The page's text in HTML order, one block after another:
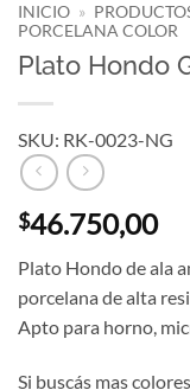
INICIO »
PORCELANA COLOR
Plato Hondo
SKU: RK-0023-NG
$46.750,00
Plato Hondo de ala
porcelana de alta
Apto para horno,
Si buscás mas